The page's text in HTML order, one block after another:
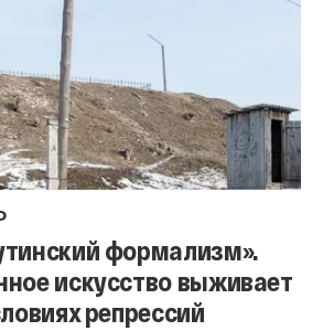
формализм».
искусство выживает
репрессий